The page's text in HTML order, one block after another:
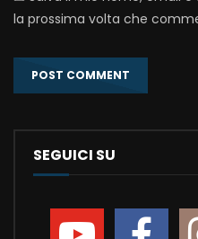
la prossima volta che
SEGUICI SU